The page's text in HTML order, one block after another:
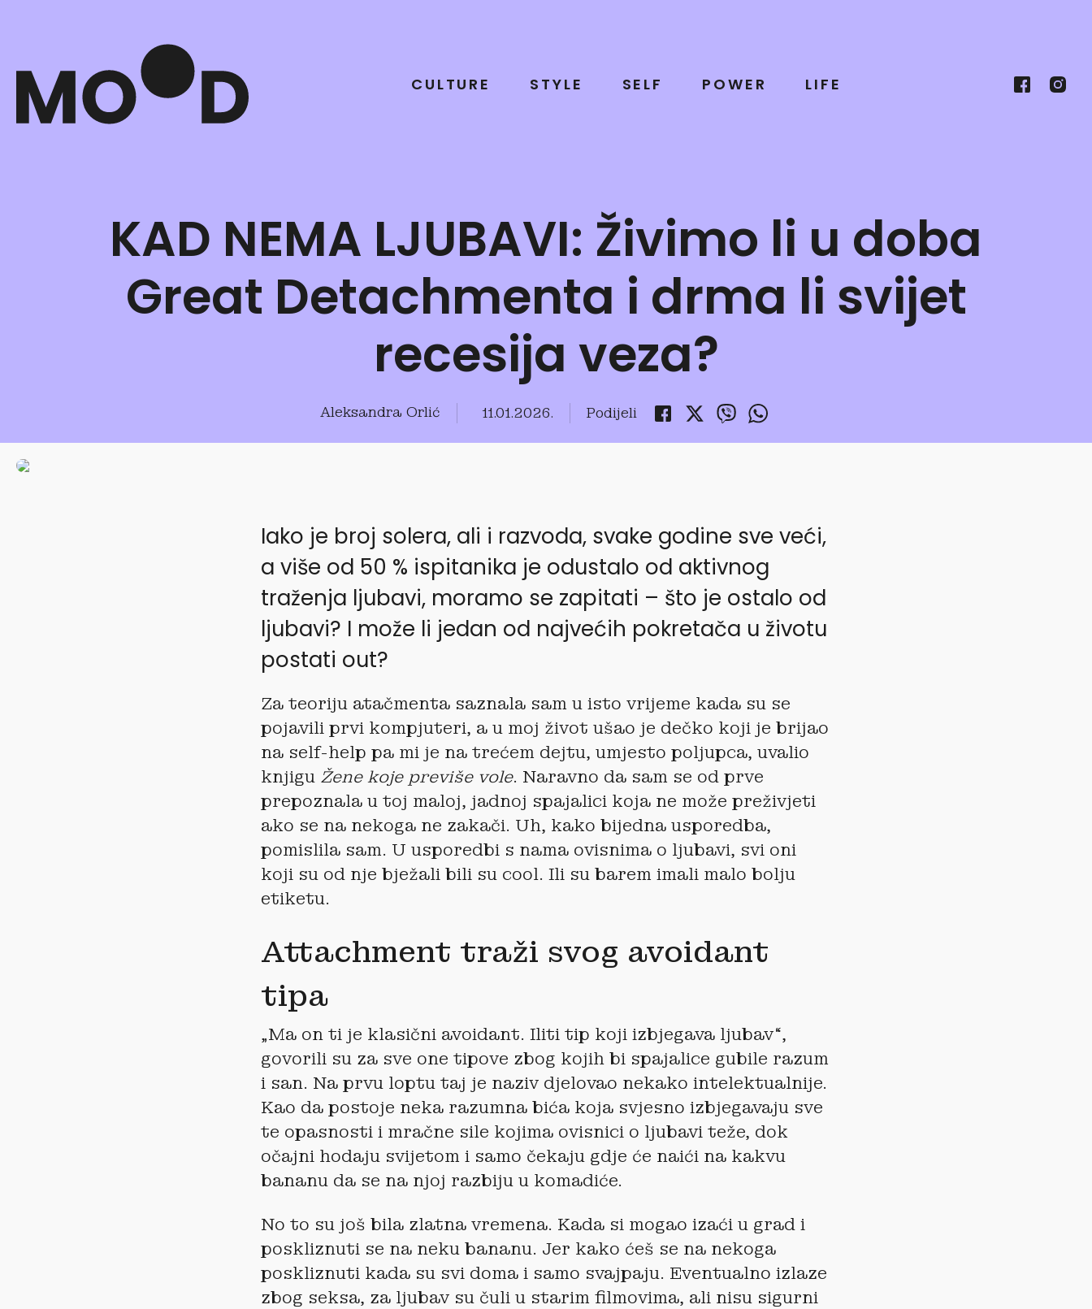
CULTURE STYLE SELF POWER LIFE
KAD NEMA LJUBAVI: Živimo li u doba
Great Detachmenta i drma li svijet
recesija veza?
Aleksandra Orlić 11.01.2026. Podijeli
Iako je broj solera, ali i razvoda, svake godine sve veći,
a više od 50 % ispitanika je odustalo od aktivnog
traženja ljubavi, moramo se zapitati – što je ostalo od
ljubavi? I može li jedan od najvećih pokretača u životu
postati out?
Za teoriju atačmenta saznala sam u isto vrijeme kada su se
pojavili prvi kompjuteri, a u moj život ušao je dečko koji je brijao
na self-help pa mi je na trećem dejtu, umjesto poljupca, uvalio
knjigu Žene koje previše vole. Naravno da sam se od prve
prepoznala u toj maloj, jadnoj spajalici koja ne može preživjeti
ako se na nekoga ne zakači. Uh, kako bijedna usporedba,
pomislila sam. U usporedbi s nama ovisnima o ljubavi, svi oni
koji su od nje bježali bili su cool. Ili su barem imali malo bolju
etiketu.
Attachment traži svog avoidant
tipa
„Ma on ti je klasični avoidant. Iliti tip koji izbjegava ljubav“,
govorili su za sve one tipove zbog kojih bi spajalice gubile razum
i san. Na prvu loptu taj je naziv djelovao nekako intelektualnije.
Kao da postoje neka razumna bića koja svjesno izbjegavaju sve
te opasnosti i mračne sile kojima ovisnici o ljubavi teže, dok
očajni hodaju svijetom i samo čekaju gdje će naići na kakvu
bananu da se na njoj razbiju u komadiće.
No to su još bila zlatna vremena. Kada si mogao izaći u grad i
poskliznuti se na neku bananu. Jer kako ćeš se na nekoga
poskliznuti kada su svi doma i samo svajpaju. Eventualno izlaze
zbog seksa, za ljubav su čuli u starim filmovima, ali nisu sigurni